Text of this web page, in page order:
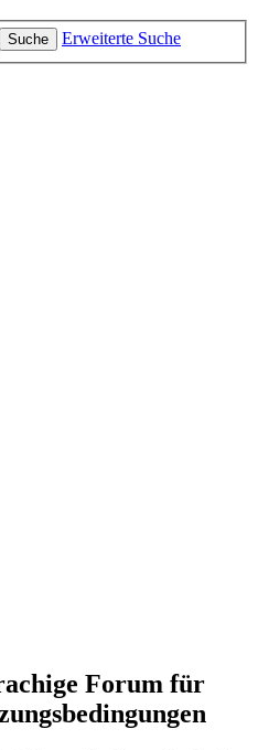
Suche Erweiterte Suche
Forum für